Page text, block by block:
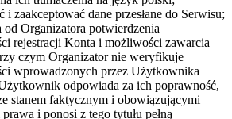
i zaakceptować dane przesłane do Serwisu;
od Organizatora potwierdzenia
rejestracji Konta i możliwości zawarcia
czym Organizator nie weryfikuje
wprowadzonych przez Użytkownika
odpowiada za ich poprawność,
stanem faktycznym i obowiązującymi
i ponosi z tego tytułu pełną